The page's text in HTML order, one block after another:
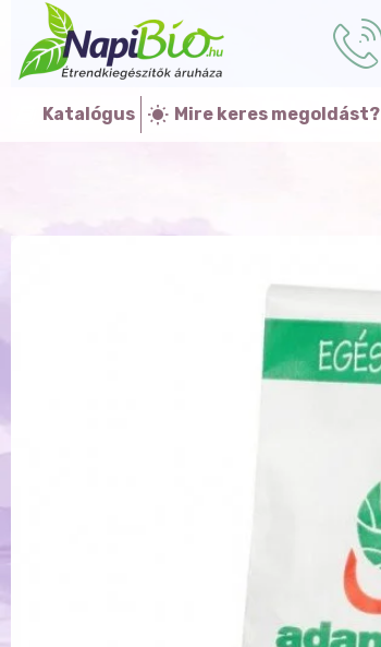
Katalógus Mire keres megoldást?